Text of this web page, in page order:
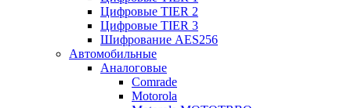
Цифровые TIER 2
Цифровые TIER 3
Шифрование AES256
Автомобильные
Аналоговые
Comrade
Motorola